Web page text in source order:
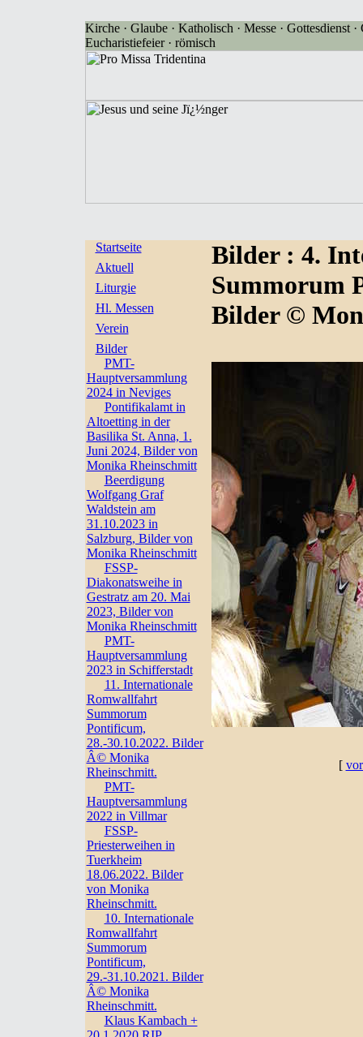
Kirche · Glaube · Katholisch · Messe · Gottesdienst
Eucharistiefeier · römisch
Startseite
Aktuell
Liturgie
Hl. Messen
Verein
Bilder
PMT-
Hauptversammlung
2024 in Neviges
Pontifikalamt in
Altoetting in der
Basilika St. Anna, 1.
Juni 2024, Bilder von
Monika Rheinschmitt
Beerdigung
Wolfgang Graf
Waldstein am
31.10.2023 in
Salzburg, Bilder von
Monika Rheinschmitt
FSSP-
Diakonatsweihe in
Gestratz am 20. Mai
2023, Bilder von
Monika Rheinschmitt
PMT-
Hauptversammlung
2023 in Schifferstadt
11. Internationale
Romwallfahrt
Summorum
Pontificum,
28.-30.10.2022. Bilder
Â© Monika
Rheinschmitt.
PMT-
Hauptversammlung
2022 in Villmar
FSSP-
Priesterweihen in
Tuerkheim
18.06.2022. Bilder
von Monika
Rheinschmitt.
10. Internationale
Romwallfahrt
Summorum
Pontificum,
29.-31.10.2021. Bilder
Â© Monika
Rheinschmitt.
Klaus Kambach +
Bilder : 4.
Summorum
Bilder ©
[